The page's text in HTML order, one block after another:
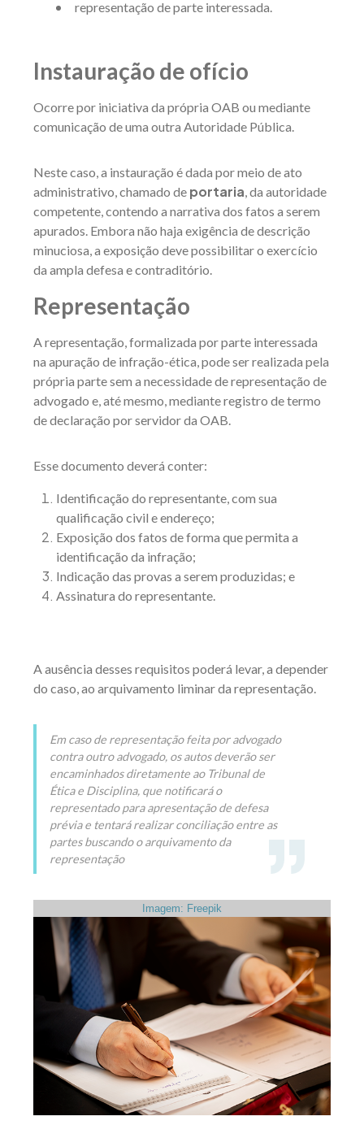
representação de parte interessada.
Instauração de ofício
Ocorre por iniciativa da própria OAB ou mediante
comunicação de uma outra Autoridade Pública.
Neste caso, a instauração é dada por meio de ato
administrativo, chamado de portaria , da autoridade
competente, contendo a narrativa dos fatos a serem
apurados. Embora não haja exigência de descrição
minuciosa, a exposição deve possibilitar o exercício
da ampla defesa e contraditório.
Representação
A representação, formalizada por parte interessada
na apuração de infração-ética, pode ser realizada pela
própria parte sem a necessidade de representação de
advogado e, até mesmo, mediante registro de termo
de declaração por servidor da OAB.
Esse documento deverá conter:
Identificação do representante, com sua
qualificação civil e endereço;
Exposição dos fatos de forma que permita a
identificação da infração;
Indicação das provas a serem produzidas; e
Assinatura do representante.
A ausência desses requisitos poderá levar, a depender
do caso, ao arquivamento liminar da representação.
Em caso de representação feita por advogado
contra outro advogado, os autos deverão ser
encaminhados diretamente ao Tribunal de
Ética e Disciplina, que notificará o
representado para apresentação de defesa
prévia e tentará realizar conciliação entre as
partes buscando o arquivamento da
representação
Imagem: Freepik